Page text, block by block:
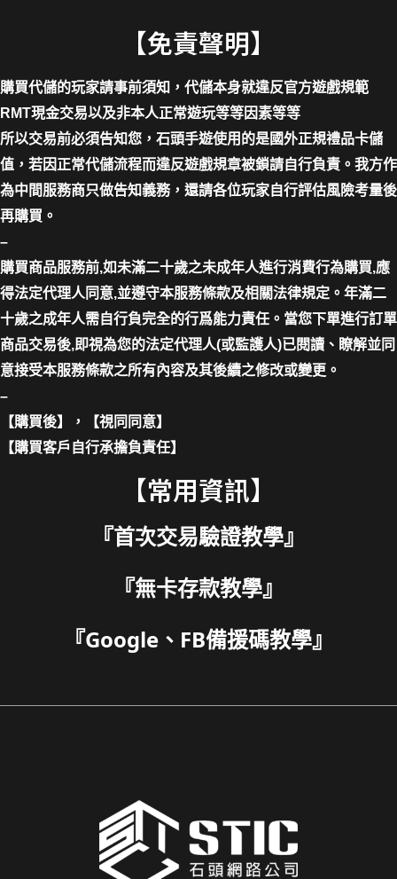
【免責聲明】
購買代儲的玩家請事前須知，代儲本身就違反官方遊戲規範
RMT現金交易以及非本人正常遊玩等等因素等等
所以交易前必須告知您，石頭手遊使用的是國外正規禮品卡儲
值，若因正常代儲流程而違反遊戲規章被鎖請自行負責。我方作
為中間服務商只做告知義務，還請各位玩家自行評估風險考量後
再購買。
–
購買商品服務前,如未滿二十歲之未成年人進行消費行為購買,應
得法定代理人同意,並遵守本服務條款及相關法律規定。年滿二
十歲之成年人需自行負完全的行爲能力責任。當您下單進行訂單
商品交易後,即視為您的法定代理人(或監護人)已閱讀、瞭解並同
意接受本服務條款之所有內容及其後續之修改或變更。
–
【購買後】，【視同同意】
【購買客戶自行承擔負責任】
【常用資訊】
『首次交易驗證教學』
『無卡存款教學』
『Google、FB備援碼教學』